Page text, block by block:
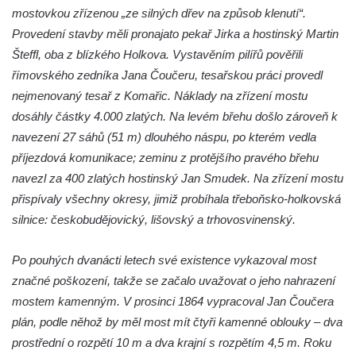
Silniční most u Mnichova Hradiště
Silniční most u Bakova nad Jizerou
Kamenný most přes Rokytku v Kryštofově
Údolí
Železniční most u Noviny
Kamenný most přes Mandavu v Rumburku
Most Sychrov-04 v Radostíně
Železniční most u Sychrova
Železniční most v Zahrádkách
Barbořin most u Zahrádek
Kamenný most v Rabštejně nad Střelou
Krytá lávka v Kynšperku nad Ohří
Akvadukt na Chřibské Kamenici
Železniční most ve Vilémově
mostovkou zřízenou „ze silných dřev na způsob klenutí“.
Provedení stavby měli pronajato pekař Jirka a hostinský Martin
Šteffl, oba z blízkého Holkova. Vystavěním pilířů pověřili
římovského zedníka Jana Čoučeru, tesařskou práci provedl
nejmenovaný tesař z Komařic. Náklady na zřízení mostu
dosáhly částky 4.000 zlatých. Na levém břehu došlo zároveň k
navezení 27 sáhů (51 m) dlouhého náspu, po kterém vedla
příjezdová komunikace; zeminu z protějšího pravého břehu
navezl za 400 zlatých hostinský Jan Smudek. Na zřízení mostu
přispívaly všechny okresy, jimiž probíhala třeboňsko-holkovská
silnice: českobudějovický, lišovský a trhovosvinenský.
Po pouhých dvanácti letech své existence vykazoval most
značné poškození, takže se začalo uvažovat o jeho nahrazení
mostem kamenným. V prosinci 1864 vypracoval Jan Čoučera
plán, podle něhož by měl most mít čtyři kamenné oblouky – dva
prostřední o rozpětí 10 m a dva krajní s rozpětím 4,5 m. Roku